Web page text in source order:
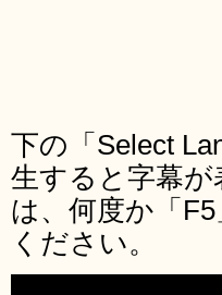
下の「Select
生すると字幕
は、何度か「
ください。